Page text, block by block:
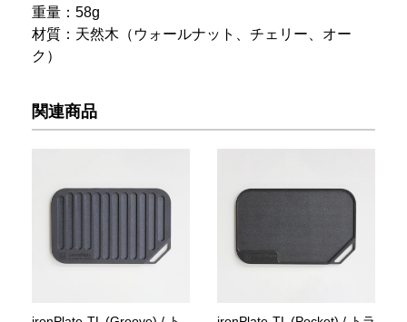
重量：58g
材質：天然木（ウォールナット、チェリー、オー
ク）
関連商品